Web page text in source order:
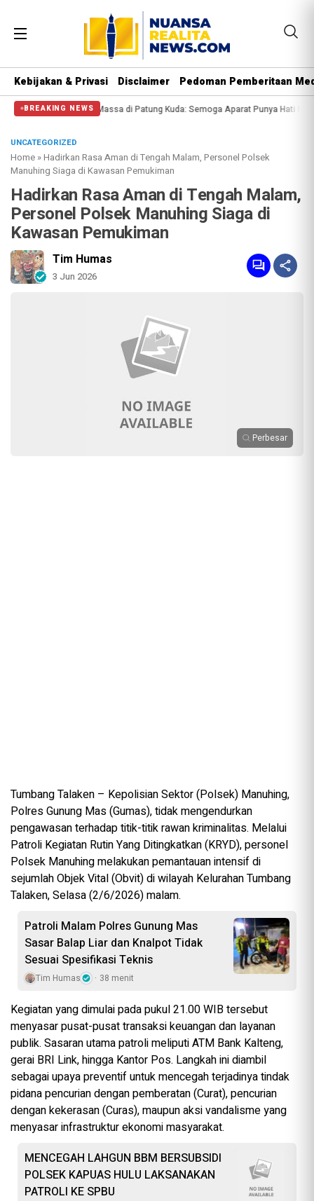
Kebijakan & Privasi Disclaimer Pedoman Pemberitaan
BREAKING NEWS
Massa di Patung Kuda: Semoga Aparat Punya Hati Nurani Massa
UNCATEGORIZED
Home »Hadirkan Rasa Aman di Tengah Malam, Personel Polsek
Manuhing Siaga di Kawasan Pemukiman
Hadirkan Rasa Aman di Tengah Malam,
Personel Polsek Manuhing Siaga di
Kawasan Pemukiman
Tim Humas
3 Jun 2026
Perbesar
Tumbang Talaken – Kepolisian Sektor (Polsek) Manuhing,
Polres Gunung Mas (Gumas), tidak mengendurkan
pengawasan terhadap titik-titik rawan kriminalitas. Melalui
Patroli Kegiatan Rutin Yang Ditingkatkan (KRYD), personel
Polsek Manuhing melakukan pemantauan intensif di
sejumlah Objek Vital (Obvit) di wilayah Kelurahan Tumbang
Talaken, Selasa (2/6/2026) malam.
Patroli Malam Polres Gunung Mas
Sasar Balap Liar dan Knalpot Tidak
Sesuai Spesifikasi Teknis
Tim Humas 38 menit
Kegiatan yang dimulai pada pukul 21.00 WIB tersebut
menyasar pusat-pusat transaksi keuangan dan layanan
publik. Sasaran utama patroli meliputi ATM Bank Kalteng,
gerai BRI Link, hingga Kantor Pos. Langkah ini diambil
sebagai upaya preventif untuk mencegah terjadinya tindak
pidana pencurian dengan pemberatan (Curat), pencurian
dengan kekerasan (Curas), maupun aksi vandalisme yang
menyasar infrastruktur ekonomi masyarakat.
MENCEGAH LAHGUN BBM BERSUBSIDI
POLSEK KAPUAS HULU LAKSANAKAN
PATROLI KE SPBU